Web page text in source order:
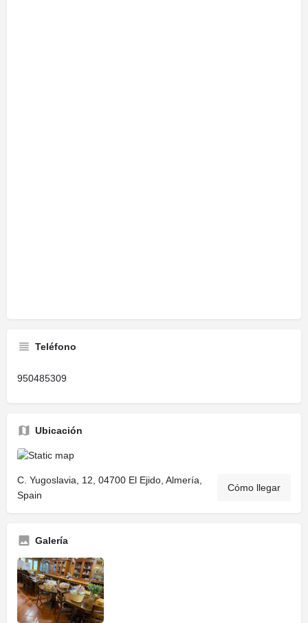
Teléfono
950485309
Ubicación
C. Yugoslavia, 12, 04700 El Ejido, Almería,
Spain
Cómo llegar
Galería